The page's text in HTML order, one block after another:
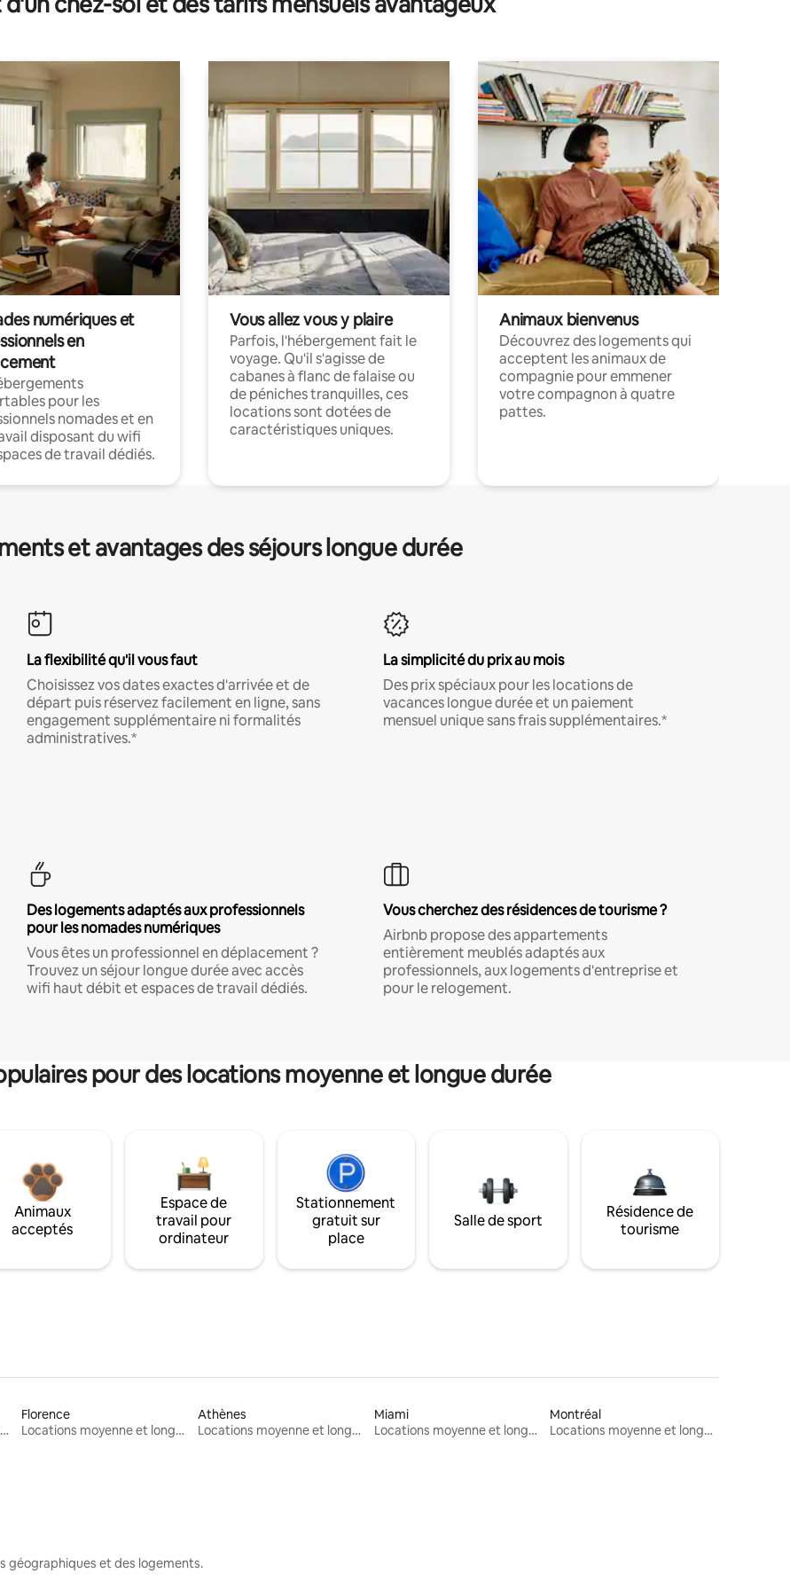
numériques et
en
pour les
nomades et en
disposant du wifi
de travail dédiés.
Vous allez vous y plaire
Parfois, l'hébergement fait le
voyage. Qu'il s'agisse de
cabanes à flanc de falaise ou
de péniches tranquilles, ces
locations sont dotées de
caractéristiques uniques.
Animaux bienvenus
Découvrez des logements qui
acceptent les animaux de
compagnie pour emmener
votre compagnon à quatre
pattes.
et avantages des séjours longue durée
La flexibilité qu'il vous faut
Choisissez vos dates exactes d'arrivée et de
départ puis réservez facilement en ligne, sans
engagement supplémentaire ni formalités
administratives.*
La simplicité du prix au mois
Des prix spéciaux pour les locations de
vacances longue durée et un paiement
mensuel unique sans frais supplémentaires.*
Des logements adaptés aux professionnels
pour les nomades numériques
Vous êtes un professionnel en déplacement ?
Trouvez un séjour longue durée avec accès
wifi haut débit et espaces de travail dédiés.
Vous cherchez des résidences de tourisme ?
Airbnb propose des appartements
entièrement meublés adaptés aux
professionnels, aux logements d'entreprise et
pour le relogement.
pour des locations moyenne et longue durée
Animaux
acceptés
Espace de
travail pour
ordinateur
Stationnement
gratuit sur
place
Salle de sport
Résidence de
tourisme
Locations moyenne et longue durée
Florence
Locations moyenne et longue durée
Athènes
Locations moyenne et longue durée
Miami
Locations moyenne et longue durée
Montréal
Locations moyenne et longue durée
géographiques et des logements.